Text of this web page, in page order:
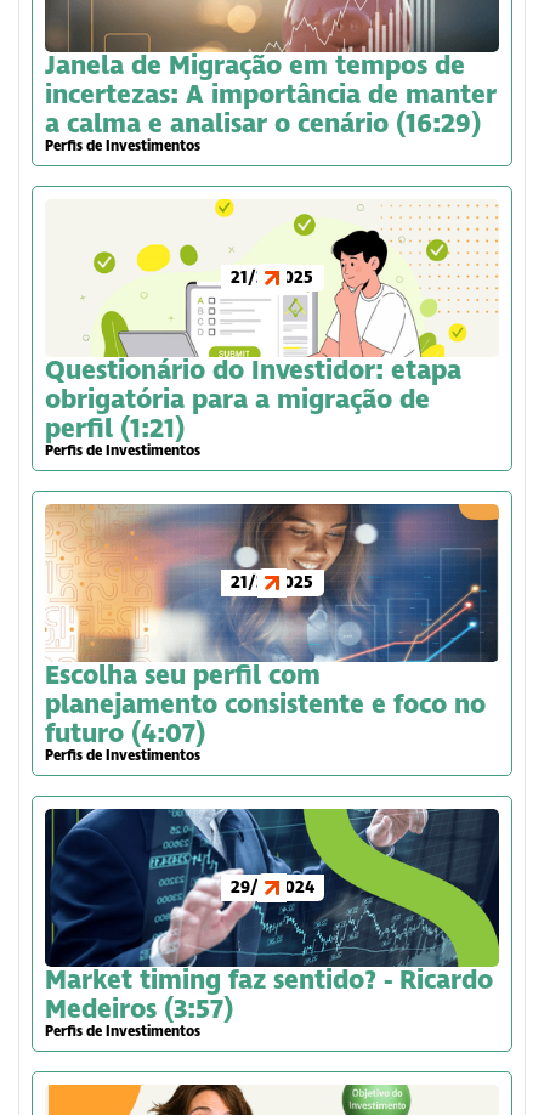
Janela de Migração em tempos de
incertezas: A importância de manter
a calma e analisar o cenário (16:29)
Perfis de Investimentos
21/3/2025
Questionário do Investidor: etapa
obrigatória para a migração de
perfil (1:21)
Perfis de Investimentos
21/3/2025
Escolha seu perfil com
planejamento consistente e foco no
futuro (4:07)
Perfis de Investimentos
29/7/2024
Market timing faz sentido? - Ricardo
Medeiros (3:57)
Perfis de Investimentos